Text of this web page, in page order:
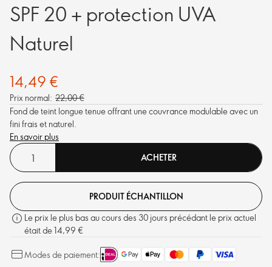
SPF 20 + protection UVA
Naturel
14,49 €
Prix normal: 22,00 €
Fond de teint longue tenue offrant une couvrance modulable avec un
fini frais et naturel.
En savoir plus
ACHETER
PRODUIT ÉCHANTILLON
Le prix le plus bas au cours des 30 jours précédant le prix actuel
était de 14,99 €
Modes de paiement: